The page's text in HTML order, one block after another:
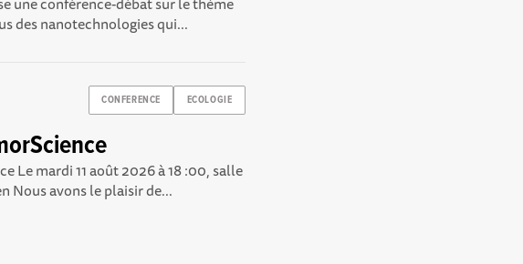
des nanotechnologies qui...
CONFERENCE ECOLOGIE
Le mardi 11 août 2026 à 18 :00, salle
Nous avons le plaisir de...